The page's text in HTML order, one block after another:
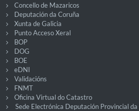
Concello de Mazaricos
Deputación da Coruña
Xunta de Galicia
Punto Acceso Xeral
BOP
DOG
BOE
eDNI
Validacións
FNMT
Oficina Virtual do Catastro
Sede Electrónica Deputación Provincial da